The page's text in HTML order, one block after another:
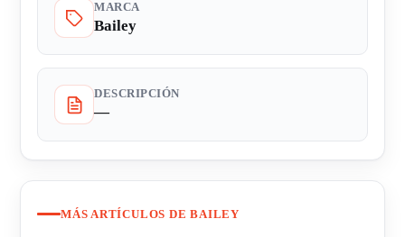
MARCA
Bailey
DESCRIPCIÓN
—
MÁS ARTÍCULOS DE BAILEY